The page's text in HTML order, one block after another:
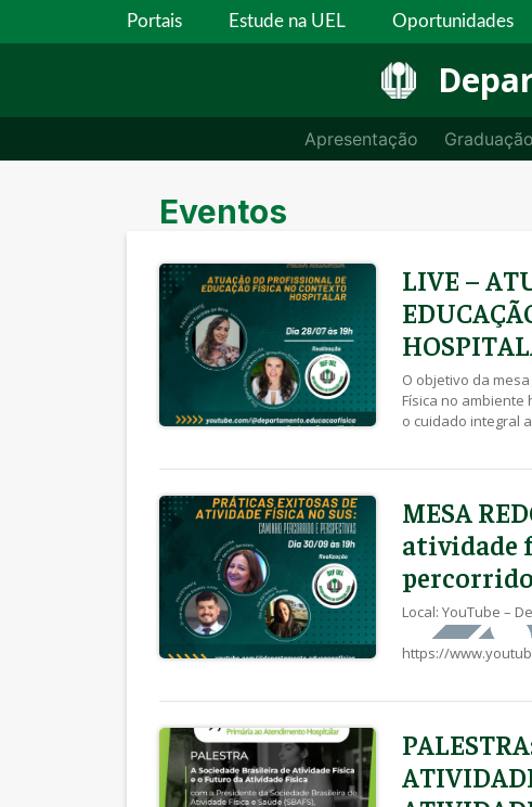
Portais Estude na UEL Oportunidades
Apresentação Graduação
Eventos
LIVE –
O objetivo da
Física no
o cuidado integral
MESA
atividade
Local: YouTube –
https://